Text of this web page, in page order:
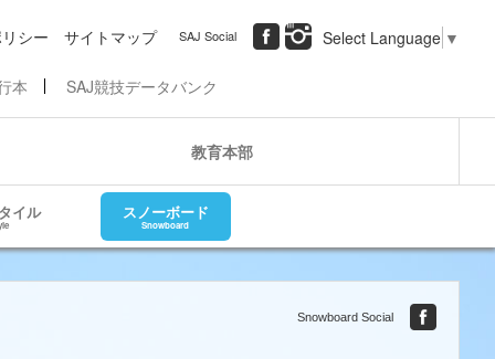
シー サイトマップ SAJ Social Select Language ▼
本 SAJ競技データバンク
教育本部
イル スノーボード
Snowboard
Snowboard Social